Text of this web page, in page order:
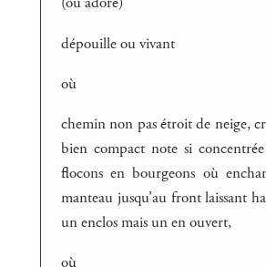
dépouille ou vivant
où
chemin non pas étroit de neige,
bien compact note si
flocons en bourgeons où
manteau jusqu’au front laissant
un enclos mais un en ouvert,
où